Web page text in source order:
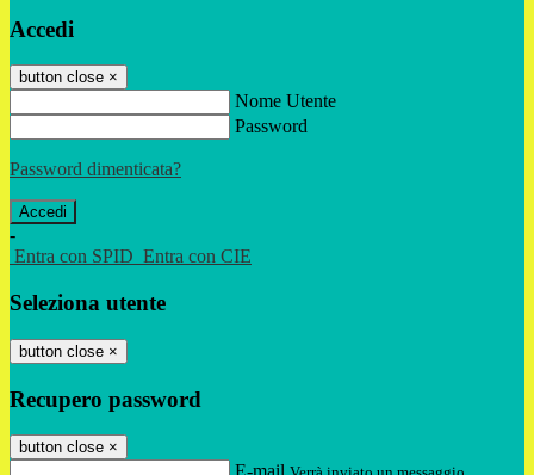
Accedi
button close ×
Nome Utente
Password
Password dimenticata?
-
Entra con SPID Entra con CIE
Seleziona utente
button close ×
Recupero password
button close ×